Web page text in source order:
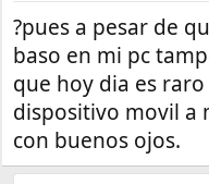
?pues a pesar de
baso en mi pc
que hoy dia es
dispositivo movil a
con buenos ojos.